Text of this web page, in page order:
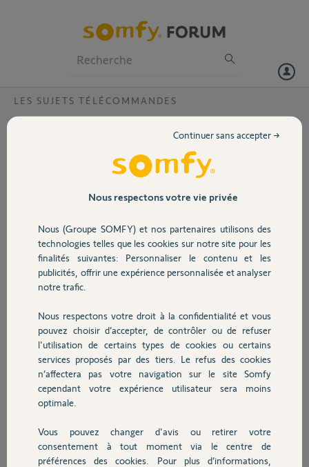
Volet
Sécurité
Domotique
Chauffage
Autres produits
Devis avec un pro
LES SUJETS TÉLÉCOMMANDES
Programmation de télécommande ?
c' est pour déprogrammer la télécommande de la porte de garage
(moteur GDK 3000 ) et la reprogrammer avec la touche 1 en
ouverture portail et la touche 2 en ouverture garage .
Merci pour la réponse.
Daniel L.
il y a plus de 11 ans
Participer au fil de discussion
Bonjour Daniel,
Je vous informe que la réponse de Philppe est fausse. Pour supprimer les
télécommandes du GDK 3000 il faut forcement effectuer une remise à
zéro par un appui simultané de 7 secondes sur les deux touches de votre
GDK (jusqu'à l'arrêt du clignotement des voyants). Une fois cela effectué
ré-affecter les télécommandes comme vous le souhaitez.
Bonne Journée
Nous respectons votre vie privée
Nous (Groupe SOMFY) et nos partenaires utilisons des
technologies telles que les cookies sur notre site pour les
finalités suivantes: Personnaliser le contenu et les
publicités, offrir une expérience personnalisée et analyser
notre trafic.
Nous respectons votre droit à la confidentialité et vous
pouvez choisir d’accepter, de contrôler ou de refuser
l'utilisation de certains types de cookies ou certains
services proposés par des tiers. Le refus des cookies
n’affectera pas votre navigation sur le site Somfy
cependant votre expérience utilisateur sera moins
optimale.
Vous pouvez changer d'avis ou retirer votre
consentement à tout moment via le centre de
préférences des cookies. Pour plus d’informations,
Continuer sans accepter →